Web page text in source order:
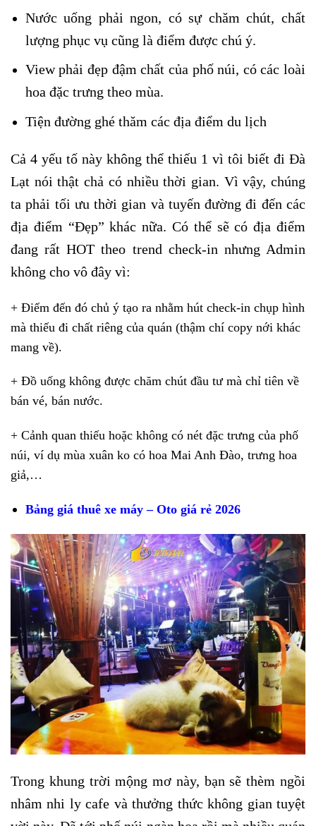
Nước uống phải ngon, có sự chăm chút, chất
lượng phục vụ cũng là điểm được chú ý.
View phải đẹp đậm chất của phố núi, có các loài
hoa đặc trưng theo mùa.
Tiện đường ghé thăm các địa điểm du lịch
Cả 4 yếu tố này không thể thiếu 1 vì tôi biết đi Đà
Lạt nói thật chả có nhiều thời gian. Vì vậy, chúng
ta phải tối ưu thời gian và tuyến đường đi đến các
địa điểm “Đẹp” khác nữa. Có thể sẽ có địa điểm
đang rất HOT theo trend check-in nhưng Admin
không cho vô đây vì:
+ Điểm đến đó chủ ý tạo ra nhằm hút check-in chụp hình
mà thiếu đi chất riêng của quán (thậm chí copy nới khác
mang về).
+ Đồ uống không được chăm chút đầu tư mà chỉ tiên về
bán vé, bán nước.
+ Cảnh quan thiếu hoặc không có nét đặc trưng của phố
núi, ví dụ mùa xuân ko có hoa Mai Anh Đào, trưng hoa
giả,…
Bảng giá thuê xe máy – Oto giá rẻ 2026
Trong khung trời mộng mơ này, bạn sẽ thèm ngồi
nhâm nhi ly cafe và thưởng thức không gian tuyệt